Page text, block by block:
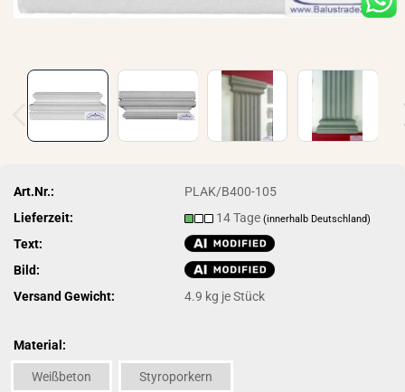
Art.Nr.:
PLAK/B400-105
Lieferzeit:
14 Tage(innerhalb Deutschland)
Text:
Bild:
Versand Gewicht:
4.9 kg je Stück
Material:
Weißbeton Styroporkern